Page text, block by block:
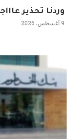
وردنا تحذير
9 أغسطس، 2026